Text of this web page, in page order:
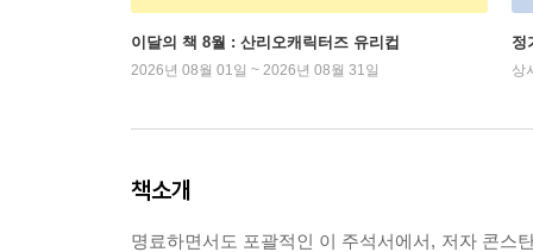
이달의 책 8월 : 산리오캐릭터즈 유리컵
2026년 08월 01일 ~ 2026년 08월 31일
정
상
책소개
명료하면서도 포괄적인 이 주석서에서, 저자 콘스